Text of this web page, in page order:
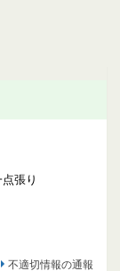
張り
不適切情報の通報